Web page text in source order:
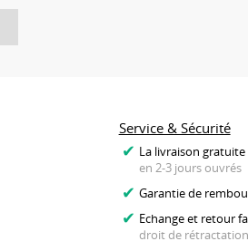
Service & Sécurité
La livraison gratuite
en 2-3 jours ouvrés
Garantie de
Echange et retour
droit de